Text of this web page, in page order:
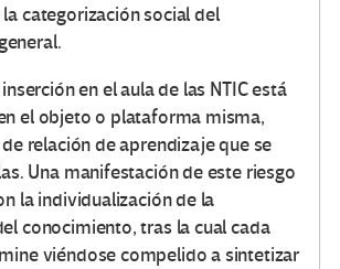
categorización social del
en el aula de las NTIC está
el objeto o plataforma misma,
relación de aprendizaje que se
Una manifestación de este riesgo
la individualización de la
conocimiento, tras la cual cada
viéndose compelido a sintetizar